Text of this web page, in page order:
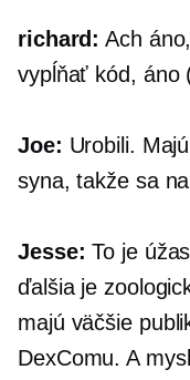
richard: Ach
vypĺňať kód, áno
Joe: Urobili.
syna, takže sa
Jesse: To je
ďalšia je
majú väčšie
DexComu. A